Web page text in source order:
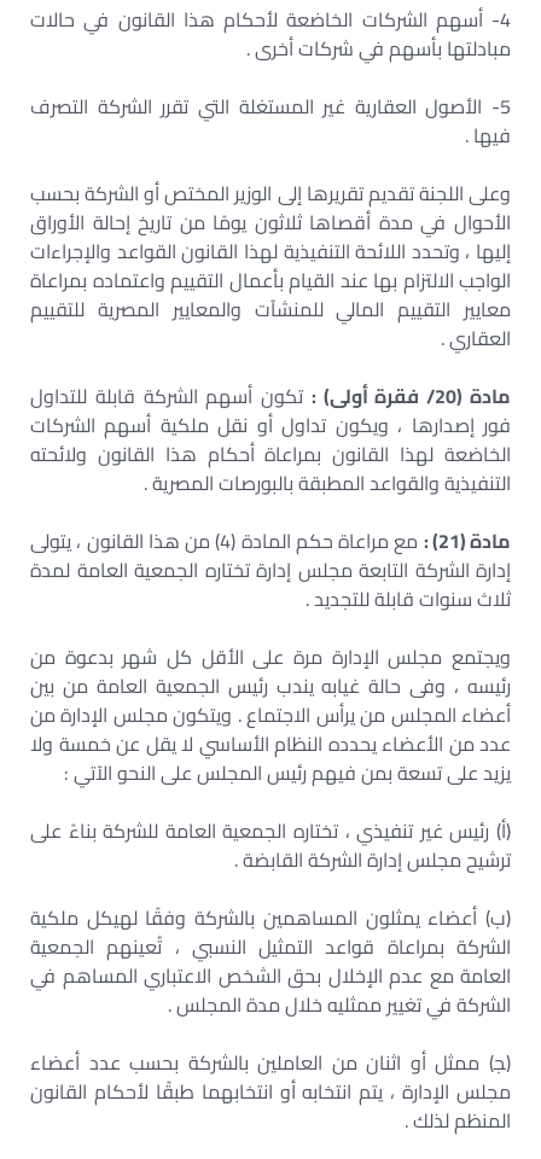
4- أسهم الشركات الخاضعة لأحكام هذا القانون في حالات
مبادلتها بأسهم في شركات أخرى .
5- الأصول العقارية غير المستغلة التي تقرر الشركة التصرف
فيها .
وعلى اللجنة تقديم تقريرها إلى الوزير المختص أو الشركة بحسب
الأحوال في مدة أقصاها ثلاثون يومًا من تاريخ إحالة الأوراق
إليها ، وتحدد اللائحة التنفيذية لهذا القانون القواعد والإجراءات
الواجب الالتزام بها عند القيام بأعمال التقييم واعتماده بمراعاة
معايير التقييم المالي للمنشآت والمعايير المصرية للتقييم
العقاري .
مادة (20/ فقرة أولى) :
تكون أسهم الشركة قابلة للتداول
فور إصدارها ، ويكون تداول أو نقل ملكية أسهم الشركات
الخاضعة لهذا القانون بمراعاة أحكام هذا القانون ولائحته
التنفيذية والقواعد المطبقة بالبورصات المصرية .
مادة (21) :
مع مراعاة حكم المادة (4) من هذا القانون ، يتولى
إدارة الشركة التابعة مجلس إدارة تختاره الجمعية العامة لمدة
ثلاث سنوات قابلة للتجديد .
ويجتمع مجلس الإدارة مرة على الأقل كل شهر بدعوة من
رئيسه ، وفى حالة غيابه يندب رئيس الجمعية العامة من بين
أعضاء المجلس من يرأس الاجتماع . ويتكون مجلس الإدارة من
عدد من الأعضاء يحدده النظام الأساسي لا يقل عن خمسة ولا
يزيد على تسعة بمن فيهم رئيس المجلس على النحو الآتي :
(أ) رئيس غير تنفيذي ، تختاره الجمعية العامة للشركة بناءً على
ترشيح مجلس إدارة الشركة القابضة .
(ب) أعضاء يمثلون المساهمين بالشركة وفقًا لهيكل ملكية
الشركة بمراعاة قواعد التمثيل النسبي ، تُعينهم الجمعية
العامة مع عدم الإخلال بحق الشخص الاعتباري المساهم في
الشركة في تغيير ممثليه خلال مدة المجلس .
(ﺠ) ممثل أو اثنان من العاملين بالشركة بحسب عدد أعضاء
مجلس الإدارة ، يتم انتخابه أو انتخابهما طبقًا لأحكام القانون
المنظم لذلك .